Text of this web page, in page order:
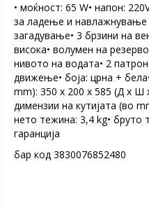
• моќност: 65 W• напон:
за ладење и навлажнување
загадување• 3 брзини на
висока• волумен на
нивото на водата• 2
движење• боја: црна +
mm): 350 x 200 x 585 (Д x Ш
димензии на кутијата (во
нето тежина: 3,4 kg• бруто
гаранција
бар код 3830076852480